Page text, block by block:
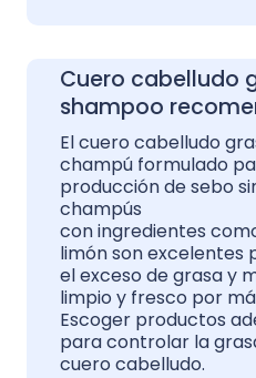
Cuero cabelludo
shampoo
El cuero cabelludo
champú formulado
producción de sebo
champús
con ingredientes
limón son excelentes
el exceso de grasa y
limpio y fresco por
Escoger productos
para controlar la
cuero cabelludo.